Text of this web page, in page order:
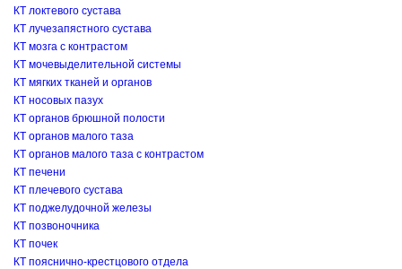
КТ локтевого сустава
КТ лучезапястного сустава
КТ мозга с контрастом
КТ мочевыделительной системы
КТ мягких тканей и органов
КТ носовых пазух
КТ органов брюшной полости
КТ органов малого таза
КТ органов малого таза с контрастом
КТ печени
КТ плечевого сустава
КТ поджелудочной железы
КТ позвоночника
КТ почек
КТ пояснично-крестцового отдела